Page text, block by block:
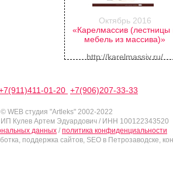
Октябрь 2016
«Карелмассив (лестницы
мебель из массива)»
http://karelmassiv.ru/
01-20 +7(906)207-33-33
© WEB студия "Artleks" 2002-2022
ИП Кулев Артем Эдуардович / ИНН 100122343520
данных / политика конфиденциальности
поддержка сайтов, SEO в Петрозаводске,